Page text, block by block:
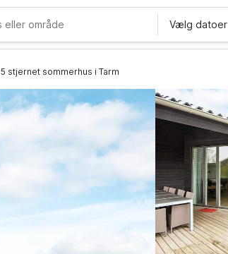
Vælg datoer
5 stjernet sommerhus i Tarm